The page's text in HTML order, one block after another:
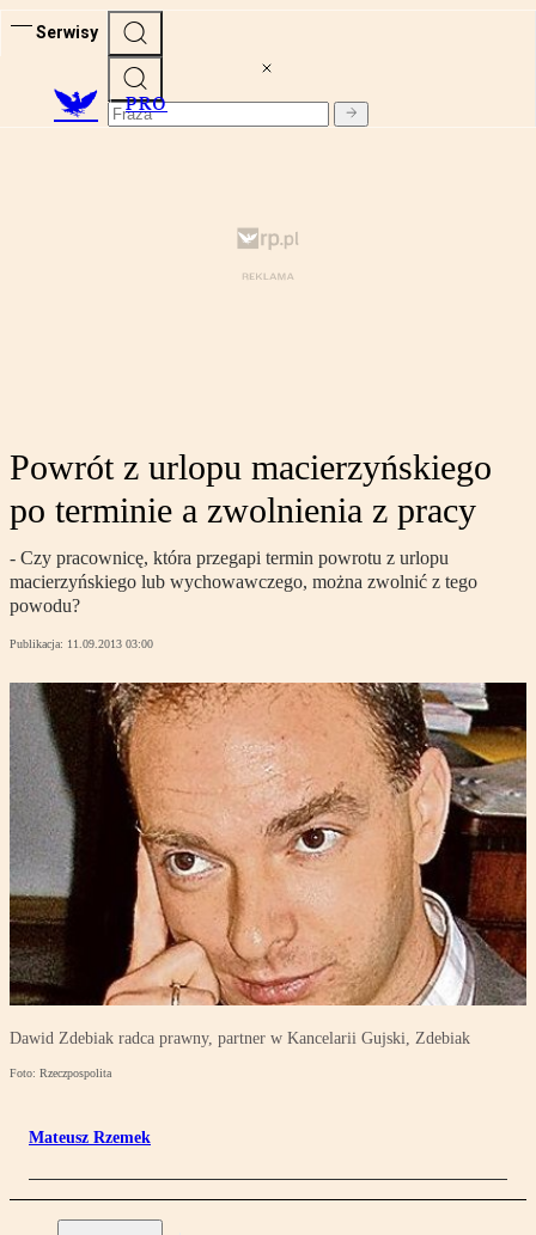
Serwisy
PRO
Powrót z urlopu macierzyńskiego
po terminie a zwolnienia z pracy
- Czy pracownicę, która przegapi termin powrotu z urlopu
macierzyńskiego lub wychowawczego, można zwolnić z tego
powodu?
Publikacja: 11.09.2013 03:00
Dawid Zdebiak radca prawny, partner w Kancelarii Gujski, Zdebiak
Foto: Rzeczpospolita
Mateusz Rzemek